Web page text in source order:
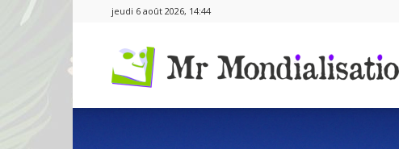
jeudi 6 août 2026, 14:44